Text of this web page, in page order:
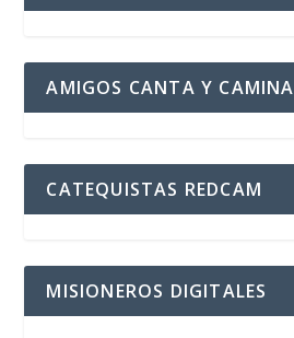
AMIGOS CANTA Y CAMINA
CATEQUISTAS REDCAM
MISIONEROS DIGITALES